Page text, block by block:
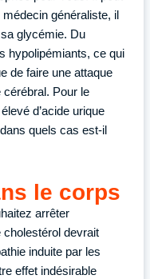
généraliste, il
glycémie. Du
hypolipémiants, ce qui
de faire une attaque
Pour le
d’acide urique
quels cas est-il
le corps
arrêter
devrait
induite par les
effet indésirable